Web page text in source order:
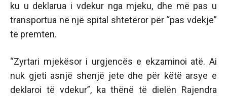
ku u deklarua i vdekur nga mjeku, dhe më pas u
transportua në një spital shtetëror për “pas vdekje”
të premten.
“Zyrtari mjekësor i urgjencës e ekzaminoi atë. Ai
nuk gjeti asnjë shenjë jete dhe për këtë arsye e
deklaroi të vdekur”, ka thënë të dielën Rajendra